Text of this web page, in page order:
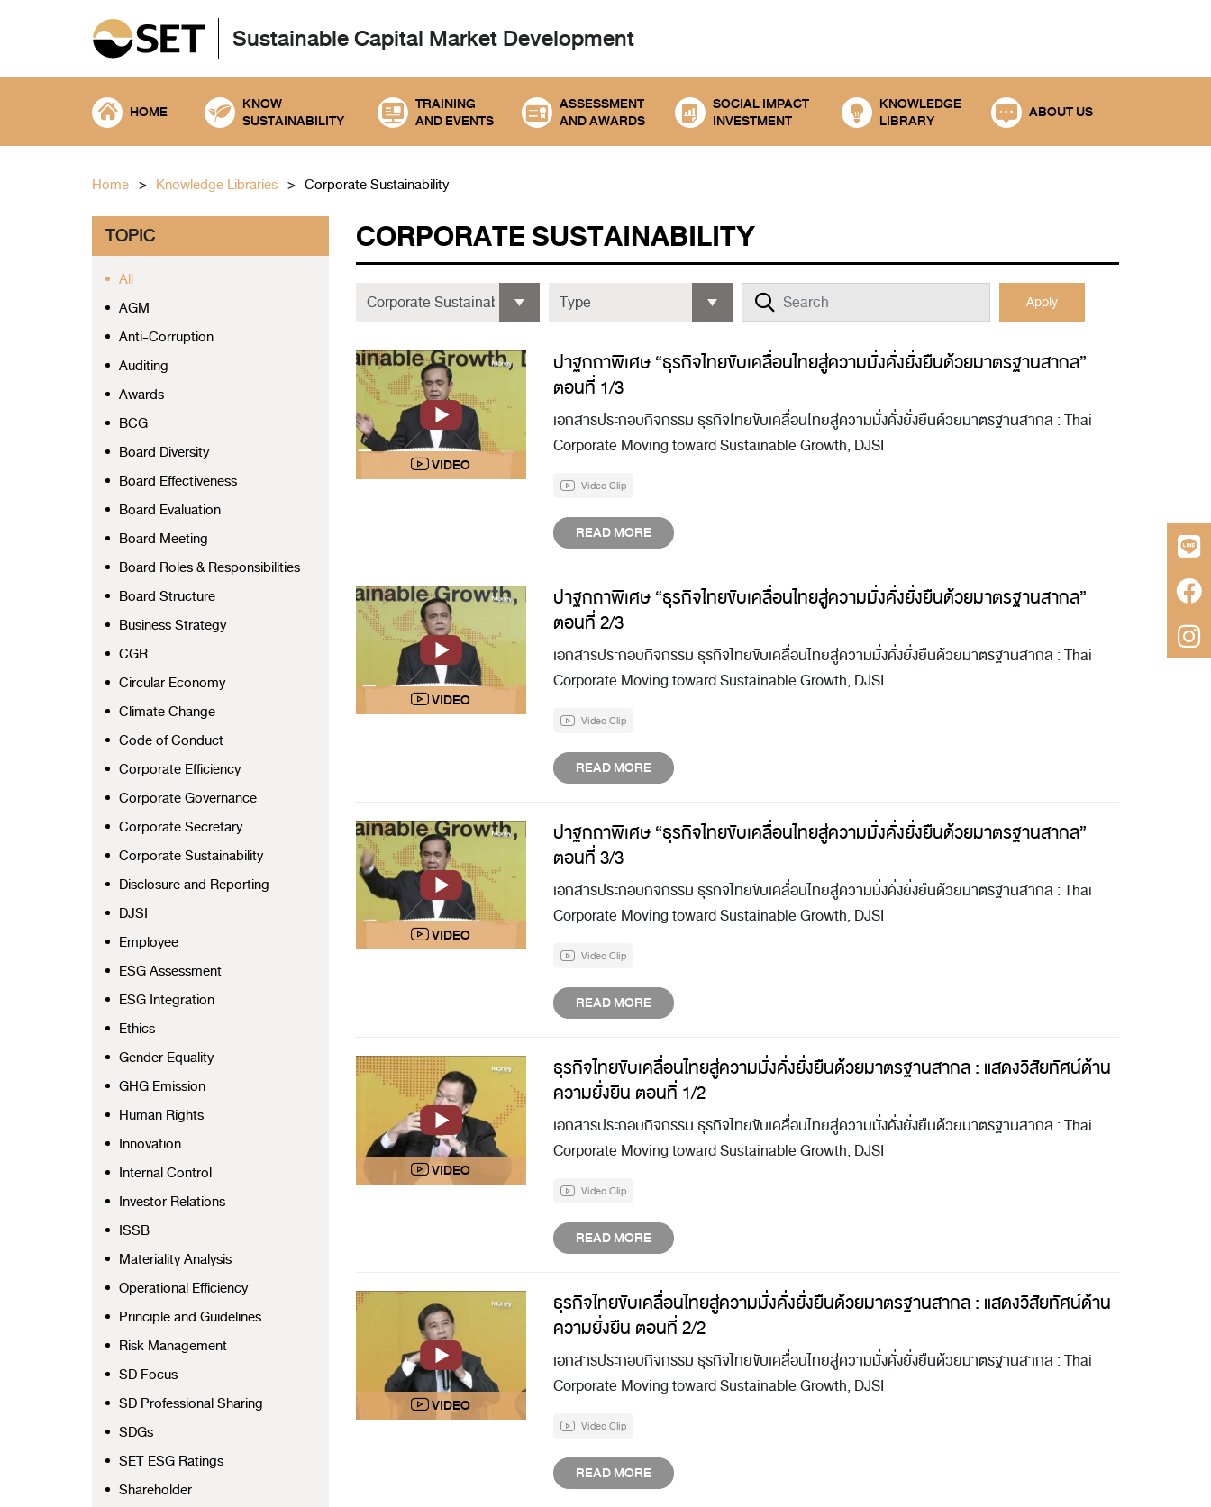
Sustainable Capital Market Development
HOME
KNOW
SUSTAINABILITY
TRAINING
AND EVENTS
ASSESSMENT
AND AWARDS
SOCIAL IMPACT
INVESTMENT
KNOWLEDGE
LIBRARY
ABOUT US
Home Knowledge Libraries Corporate Sustainability
TOPIC
All
AGM
Anti-Corruption
Auditing
Awards
BCG
Board Diversity
Board Effectiveness
Board Evaluation
Board Meeting
Board Roles & Responsibilities
Board Structure
Business Strategy
CGR
Circular Economy
Climate Change
Code of Conduct
Corporate Efficiency
Corporate Governance
Corporate Secretary
Corporate Sustainability
Disclosure and Reporting
DJSI
Employee
ESG Assessment
ESG Integration
Ethics
Gender Equality
GHG Emission
Human Rights
Innovation
Internal Control
Investor Relations
ISSB
Materiality Analysis
Operational Efficiency
Principle and Guidelines
Risk Management
SD Focus
SD Professional Sharing
SDGs
SET ESG Ratings
Shareholder
CORPORATE SUSTAINABILITY
Apply
ปาฐกถาพิเศษ “ธุรกิจไทยขับเคลื่อนไทยสู่ความมั่งคั่งยั่งยืนด้วยมาตรฐานสากล”
ตอนที่ 1/3
เอกสารประกอบกิจกรรม ธุรกิจไทยขับเคลื่อนไทยสู่ความมั่งคั่งยั่งยืนด้วยมาตรฐานสากล : Thai
Corporate Moving toward Sustainable Growth, DJSI
Video Clip
READ MORE
ปาฐกถาพิเศษ “ธุรกิจไทยขับเคลื่อนไทยสู่ความมั่งคั่งยั่งยืนด้วยมาตรฐานสากล”
ตอนที่ 2/3
เอกสารประกอบกิจกรรม ธุรกิจไทยขับเคลื่อนไทยสู่ความมั่งคั่งยั่งยืนด้วยมาตรฐานสากล : Thai
Corporate Moving toward Sustainable Growth, DJSI
Video Clip
READ MORE
ปาฐกถาพิเศษ “ธุรกิจไทยขับเคลื่อนไทยสู่ความมั่งคั่งยั่งยืนด้วยมาตรฐานสากล”
ตอนที่ 3/3
เอกสารประกอบกิจกรรม ธุรกิจไทยขับเคลื่อนไทยสู่ความมั่งคั่งยั่งยืนด้วยมาตรฐานสากล : Thai
Corporate Moving toward Sustainable Growth, DJSI
Video Clip
READ MORE
ธุรกิจไทยขับเคลื่อนไทยสู่ความมั่งคั่งยั่งยืนด้วยมาตรฐานสากล : แสดงวิสัยทัศน์ด้าน
ความยั่งยืน ตอนที่ 1/2
เอกสารประกอบกิจกรรม ธุรกิจไทยขับเคลื่อนไทยสู่ความมั่งคั่งยั่งยืนด้วยมาตรฐานสากล : Thai
Corporate Moving toward Sustainable Growth, DJSI
Video Clip
READ MORE
ธุรกิจไทยขับเคลื่อนไทยสู่ความมั่งคั่งยั่งยืนด้วยมาตรฐานสากล : แสดงวิสัยทัศน์ด้าน
ความยั่งยืน ตอนที่ 2/2
เอกสารประกอบกิจกรรม ธุรกิจไทยขับเคลื่อนไทยสู่ความมั่งคั่งยั่งยืนด้วยมาตรฐานสากล : Thai
Corporate Moving toward Sustainable Growth, DJSI
Video Clip
READ MORE